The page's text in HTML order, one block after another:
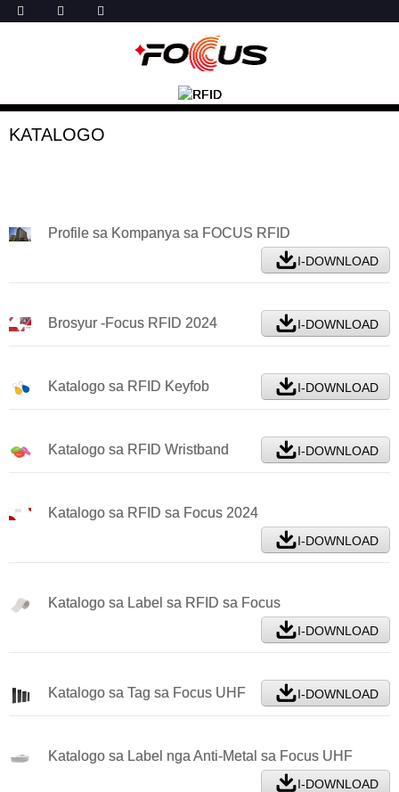
KATALOGO
Profile sa Kompanya sa FOCUS RFID
I-DOWNLOAD
Brosyur -Focus RFID 2024 I-DOWNLOAD
Katalogo sa RFID Keyfob I-DOWNLOAD
Katalogo sa RFID Wristband I-DOWNLOAD
Katalogo sa RFID sa Focus 2024
I-DOWNLOAD
Katalogo sa Label sa RFID sa Focus
I-DOWNLOAD
Katalogo sa Tag sa Focus UHF I-DOWNLOAD
Katalogo sa Label nga Anti-Metal sa Focus UHF
I-DOWNLOAD